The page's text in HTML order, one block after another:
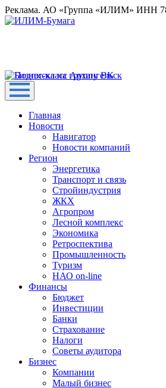
Реклама. АО «Группа «ИЛИМ» ИНН
Главная
Новости
Навигатор
Новости компаний
Регион
Энергетика
Транспорт и связь
Стройиндустрия
ЖКХ
Агропром
Лесной комплекс
Экономика
Ретроспектива
Промышленность
Туризм
НАО on-line
Финансы
Бюджет
Инвестиции
Банки
Страхование
Налоги
Советы аудитора
Бизнес
Компании
Малый бизнес